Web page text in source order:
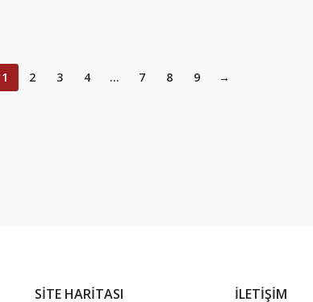
1 2 3 4 … 7 8 9 →
SİTE HARİTASI İLETİŞİM